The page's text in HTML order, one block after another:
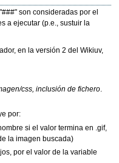
son consideradas por el
a ejecutar (p.e., sustuir la
en la versión 2 del Wikiuv,
css, inclusión de fichero.
por:
si el valor termina en .gif,
la imagen buscada)
por el valor de la variable